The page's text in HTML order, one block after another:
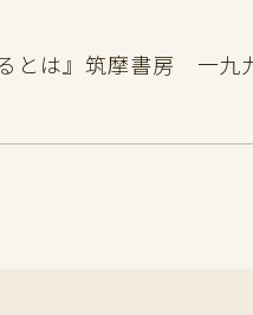
とは』筑摩書房 一九